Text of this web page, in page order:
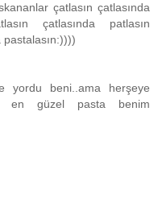
çatlasın çatlasında
çatlasında patlasın
pastalasın:))))
yordu beni..ama herşeye
en güzel pasta benim